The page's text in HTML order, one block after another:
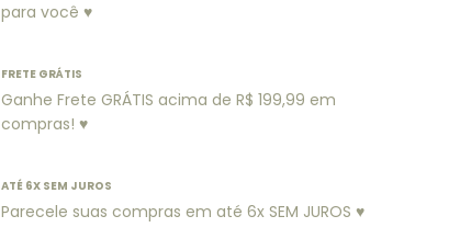
para você ♥
FRETE GRÁTIS
Ganhe Frete GRÁTIS acima de R$ 199,99 em
compras! ♥
ATÉ 6X SEM JUROS
Parecele suas compras em até 6x SEM JUROS ♥